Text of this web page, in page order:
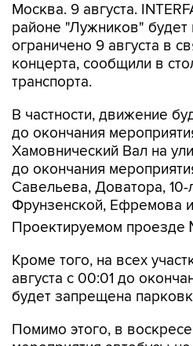
Москва. 9 августа.
районе "Лужников"
ограничено 9 августа в
концерта, сообщили в
транспорта.
В частности, движение
до окончания
Хамовнический Вал на
до окончания
Савельева, Доватора,
Фрунзенской, Ефремова
Проектируемом
Кроме того, на всех
августа с 00:01 до
будет запрещена
Помимо этого, в